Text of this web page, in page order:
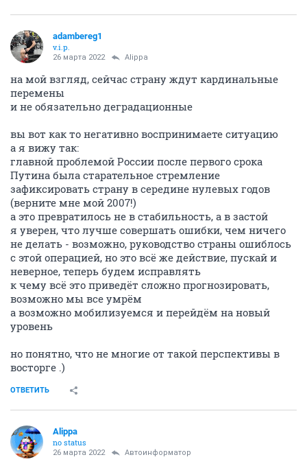
adambereg1
v.i.p.
26 марта 2022 Alippa
на мой взгляд, сейчас страну ждут кардинальные
перемены
и не обязательно деградационные
вы вот как то негативно воспринимаете ситуацию
а я вижу так:
главной проблемой России после первого срока
Путина была старательное стремление
зафиксировать страну в середине нулевых годов
(верните мне мой 2007!)
а это превратилось не в стабильность, а в застой
я уверен, что лучше совершать ошибки, чем ничего
не делать - возможно, руководство страны ошиблось
с этой операцией, но это всё же действие, пускай и
неверное, теперь будем исправлять
к чему всё это приведёт сложно прогнозировать,
возможно мы все умрём
а возможно мобилизуемся и перейдём на новый
уровень
но понятно, что не многие от такой перспективы в
восторге .)
ОТВЕТИТЬ
Alippa
no status
26 марта 2022 Автоинформатор